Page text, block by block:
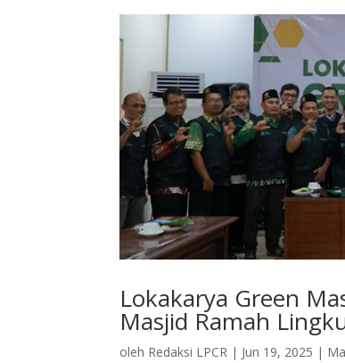
Lokakarya Green
Masjid Ramah
oleh Redaksi LPCR | Jun 19, 2025 |